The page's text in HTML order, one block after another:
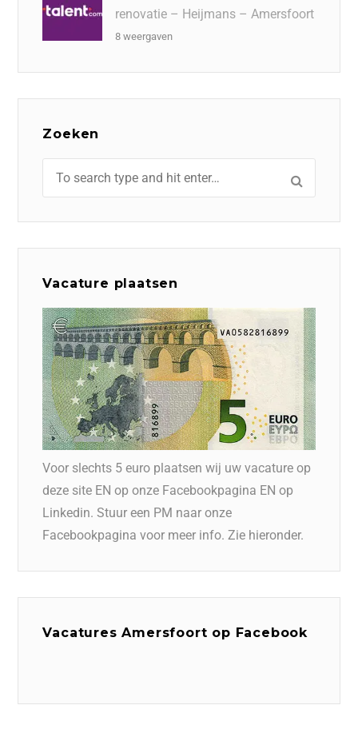
renovatie – Heijmans – Amersfoort
8 weergaven
Zoeken
Vacature plaatsen
Voor slechts 5 euro plaatsen wij uw vacature op
deze site EN op onze Facebookpagina EN op
Linkedin. Stuur een PM naar onze
Facebookpagina voor meer info. Zie hieronder.
Vacatures Amersfoort op Facebook